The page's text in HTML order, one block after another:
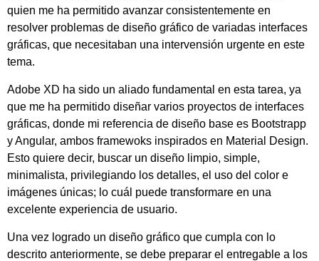
quien me ha permitido avanzar consistentemente en
resolver problemas de diseño gráfico de variadas interfaces
gráficas, que necesitaban una intervensión urgente en este
tema.
Adobe XD ha sido un aliado fundamental en esta tarea, ya
que me ha permitido diseñar varios proyectos de interfaces
gráficas, donde mi referencia de diseño base es Bootstrapp
y Angular, ambos framewoks inspirados en Material Design.
Esto quiere decir, buscar un diseño limpio, simple,
minimalista, privilegiando los detalles, el uso del color e
imágenes únicas; lo cuál puede transformare en una
excelente experiencia de usuario.
Una vez logrado un diseño gráfico que cumpla con lo
descrito anteriormente, se debe preparar el entregable a los